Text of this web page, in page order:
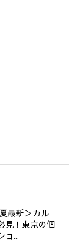
最新＞カル
見！東京の個
ョ...